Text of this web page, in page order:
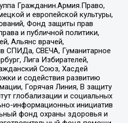
Гражданин.Армия.Право,
и европейской культуры,
Фонд защиты прав
и публичной политики,
Альянс врачей,
СВЕЧА, Гуманитарное
Лига Избирателей,
Союз, Хасдей
и содействия развитию
Горячая Линия, В защиту
глобализации и социальных
информационных инициатив
фонд охраны здоровья и